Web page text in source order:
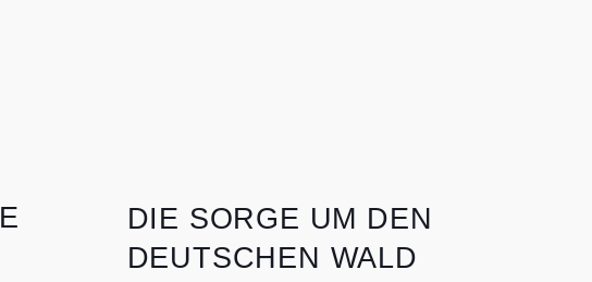
DIE SORGE UM DEN
DEUTSCHEN WALD